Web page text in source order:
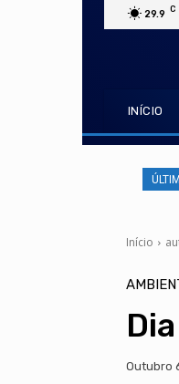
29.9 C
INÍCIO
Início
Outubro